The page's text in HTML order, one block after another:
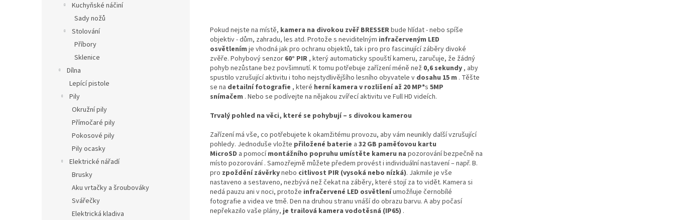
Kuchyňské náčiní
Sady nožů
Stolování
Příbory
Sklenice
Dílna
Lepící pistole
Pily
Okružní pily
Přímočaré pily
Pokosové pily
Pily ocasky
Elektrické nářadí
Brusky
Aku vrtačky a šroubováky
Svářečky
Elektrická kladiva
Pokud nejste na místě, kamera na divokou zvěř BRESSERbude hlídat - nebo spíše
objektiv - dům, zahradu, les atd. Protože s neviditelným infračerveným LED
osvětlením je vhodná jak pro ochranu objektů, tak i pro pro fascinující záběry divoké
zvěře. Pohybový senzor 60° PIR , který automaticky spouští kameru, zaručuje, že žádný
pohyb nezůstane bez povšimnutí. K tomu potřebuje zařízení méně než 0,6 sekundy , aby
spustilo vzrušující aktivitu i toho nejstydlivějšího lesního obyvatele v dosahu 15 m . Těšte
se na detailní fotografie , které herní kamera v rozlišení až 20 MP*s 5MP
snímačem . Nebo se podívejte na nějakou zvířecí aktivitu ve Full HD videích.
Trvalý pohled na věci, které se pohybují – s divokou kamerou
Zařízení má vše, co potřebujete k okamžitému provozu, aby vám neunikly další vzrušující
pohledy. Jednoduše vložte přiložené baterie a 32 GB paměťovou kartu
MicroSD a pomocímontážního popruhu umístěte kameru na pozorování bezpečně na
místo pozorování . Samozřejmě můžete předem provést i individuální nastavení – např. B.
pro zpoždění závěrkynebo citlivost PIR (vysoká nebo nízká). Jakmile je vše
nastaveno a sestaveno, nezbývá než čekat na záběry, které stojí za to vidět. Kamera si
nedá pauzu ani v noci, protože infračervené LED osvětleníumožňuje černobílé
fotografie a videa ve tmě. Den na druhou stranu vnáší do obrazu barvu. A aby počasí
nepřekazilo vaše plány, je trailová kamera vodotěsná (IP65) .